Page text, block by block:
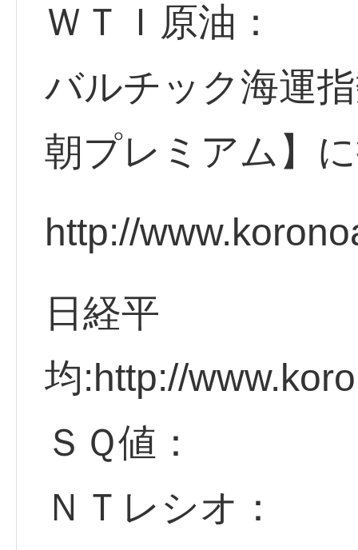
ＷＴＩ原油：
バルチック海運
朝プレミアム】
http://
日経平
均:http://
ＳＱ値：
ＮＴレシオ：